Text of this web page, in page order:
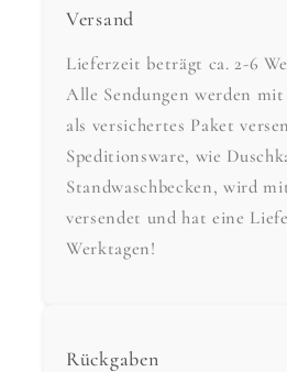
Versand
Lieferzeit beträgt ca. 2-6
Alle Sendungen werden
als versichertes Paket
Speditionsware, wie
Standwaschbecken, wird
versendet und hat eine
Werktagen!
Rückgaben